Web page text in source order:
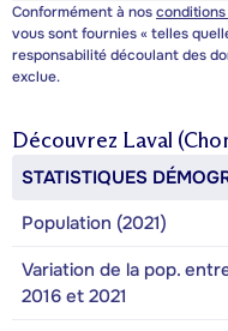
Conformément à nosconditions
vous sont fournies « telles
responsabilité découlant des
exclue.
Découvrez Laval
STATISTIQUES
Population (2021)
Variation de la pop.
2016 et 2021